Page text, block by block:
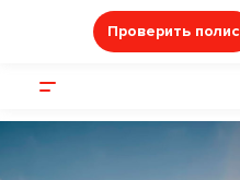
Проверить полис